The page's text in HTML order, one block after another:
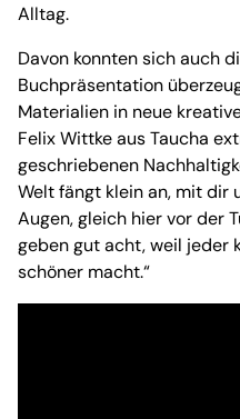
Alltag.
Davon konnten sich auch
Buchpräsentation
Materialien in neue
Felix Wittke aus Taucha
geschriebenen
Welt fängt klein an, mit dir
Augen, gleich hier vor der
geben gut acht, weil jeder
schöner macht.“